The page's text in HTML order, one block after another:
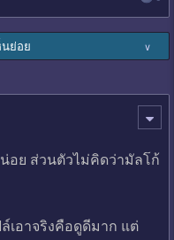
ย่อย ∨
อย ส่วนตัวไม่คิดว่ามัลโก้
เอาจริงคือดูดีมาก แต่